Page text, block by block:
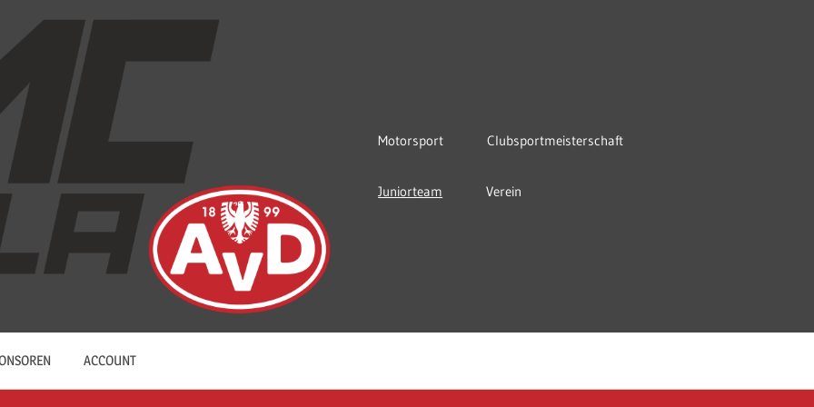
Motorsport Clubsportmeisterschaft
Juniorteam Verein
ACCOUNT